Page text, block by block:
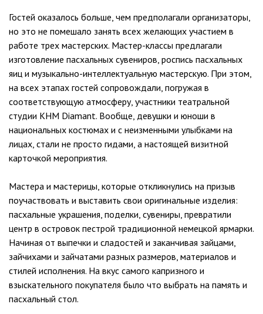
Гостей оказалось больше, чем предполагали организаторы,
но это не помешало занять всех желающих участием в
работе трех мастерских. Мастер-классы предлагали
изготовление пасхальных сувениров, роспись пасхальных
яиц и музыкально-интеллектуальную мастерскую. При этом,
на всех этапах гостей сопровождали, погружая в
соответствующую атмосферу, участники театральной
студии КНМ Diamant. Вообще, девушки и юноши в
национальных костюмах и с неизменными улыбками на
лицах, стали не просто гидами, а настоящей визитной
карточкой мероприятия.
Мастера и мастерицы, которые откликнулись на призыв
поучаствовать и выставить свои оригинальные изделия:
пасхальные украшения, поделки, сувениры, превратили
центр в островок пестрой традиционной немецкой ярмарки.
Начиная от выпечки и сладостей и заканчивая зайцами,
зайчихами и зайчатами разных размеров, материалов и
стилей исполнения. На вкус самого капризного и
взыскательного покупателя было что выбрать на память и
пасхальный стол.